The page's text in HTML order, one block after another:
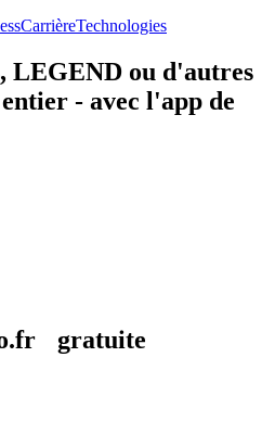
CarrièreTechnologies
LEGEND ou d'autres
- avec l'app de
gratuite